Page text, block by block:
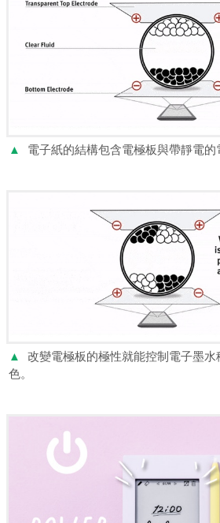
▲ 電子紙的結構包含電極板與帶靜電的
▲
改變電極板的極性就能控制電子墨
色。